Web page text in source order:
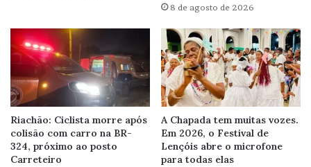
8 de agosto de 2026
Riachão: Ciclista morre após
colisão com carro na BR-
324, próximo ao posto
Carreteiro
A Chapada tem muitas vozes.
Em 2026, o Festival de
Lençóis abre o microfone
para todas elas